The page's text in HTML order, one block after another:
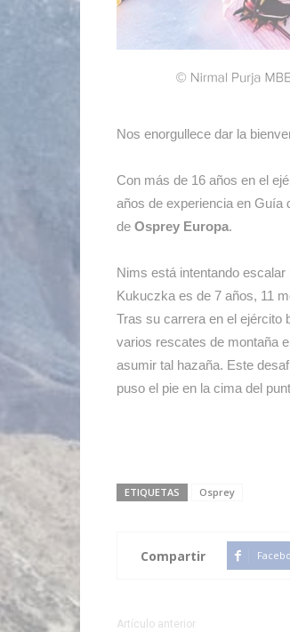
Nos enorgullece dar la
Con más de 16 años en el
años de experiencia en Guía
de Osprey Europa.
Nims está intentando
Kukuczka es de 7 años, 11
Tras su carrera en el ejército
varios rescates de montaña
asumir tal hazaña. Este
puso el pie en la cima del
ETIQUETAS Osprey
Compartir
Artículo anterior